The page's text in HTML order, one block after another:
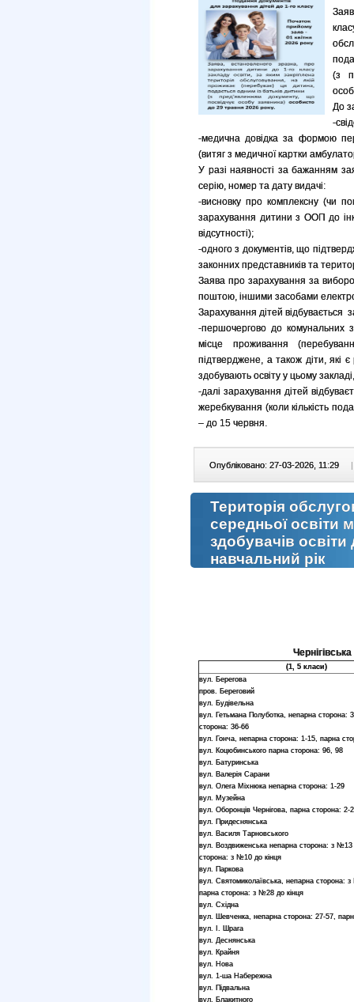
(з
До
-
-медична довідка за формою
(витяг з медичної картки
У разі наявності за бажанням
серію, номер та дату видачі:
-висновку про комплексну (чи
зарахування дитини з ООП до
відсутності);
-одного з документів, що
законних представників та
Заява про зарахування за
поштою, іншими засобами
Зарахування дітей відбувається
-першочергово до комунальних
місце проживання
підтверджене, а також діти, які
здобувають освіту у цьому
-далі зарахування дітей
жеребкування (коли кількість
– до 15 червня.
Опубліковано: 27-03-2026, 11:29 |
Територія
середньої освіти
здобувачів
навчальний рік
(1, 5 класи)
вул. Берегова
пров. Береговий
вул. Будівельна
вул. Гетьмана Полуботка, непарна сторона:
сторона: 36-66
вул. Гонча, непарна сторона: 1-15, парна
вул. Коцюбинського парна сторона: 96, 98
вул. Батуринська
вул. Валерія Сарани
вул. Олега Міхнюка непарна сторона: 1-29
вул. Музейна
вул. Оборонців Чернігова, парна сторона: 2-
вул. Придеснянська
вул. Василя Тарновського
вул. Воздвиженська непарна сторона: з №13
сторона: з №10 до кінця
вул. Паркова
вул. Святомиколаївська, непарна сторона:
парна сторона: з №28 до кінця
вул. Східна
вул. Шевченка, непарна сторона: 27-57,
вул. І. Шрага
вул. Деснянська
вул. Крайня
вул. Нова
вул. 1-ша Набережна
вул. Підвальна
вул. Блакитного